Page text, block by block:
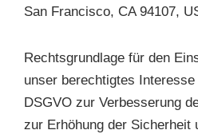
San Francisco, CA 94107,
Rechtsgrundlage für den
unser berechtigtes
DSGVO zur Verbesserung
zur Erhöhung der Sicherheit